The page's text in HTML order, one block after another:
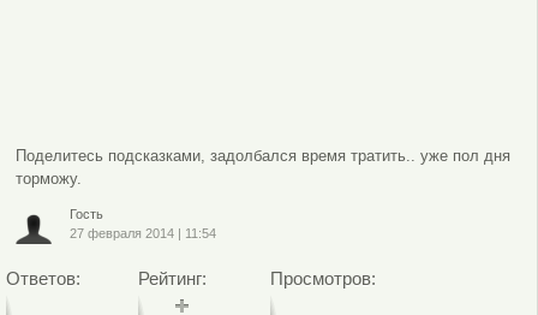
Поделитесь подсказками, задолбался время тратить.. уже пол дня
торможу.
Гость
27 февраля 2014| 11:54
Ответов: Рейтинг: Просмотров: